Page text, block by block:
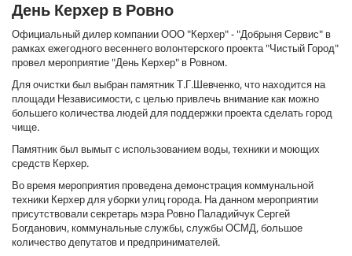
День Керхер в Ровно
Официальный дилер компании ООО "Керхер" - "Добрыня Сервис" в
рамках ежегодного весеннего волонтерского проекта "Чистый Город"
провел мероприятие "День Керхер" в Ровном.
Для очистки был выбран памятник Т.Г.Шевченко, что находится на
площади Независимости, с целью привлечь внимание как можно
большего количества людей для поддержки проекта сделать город
чище.
Памятник был вымыт с использованием воды, техники и моющих
средств Керхер.
Во время мероприятия проведена демонстрация коммунальной
техники Керхер для уборки улиц города. На данном мероприятии
присутствовали секретарь мэра Ровно Паладийчук Сергей
Богданович, коммунальные службы, службы ОСМД, большое
количество депутатов и предпринимателей.